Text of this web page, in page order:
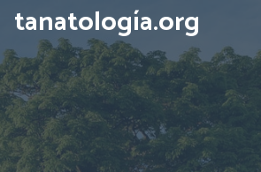
tanatología.org